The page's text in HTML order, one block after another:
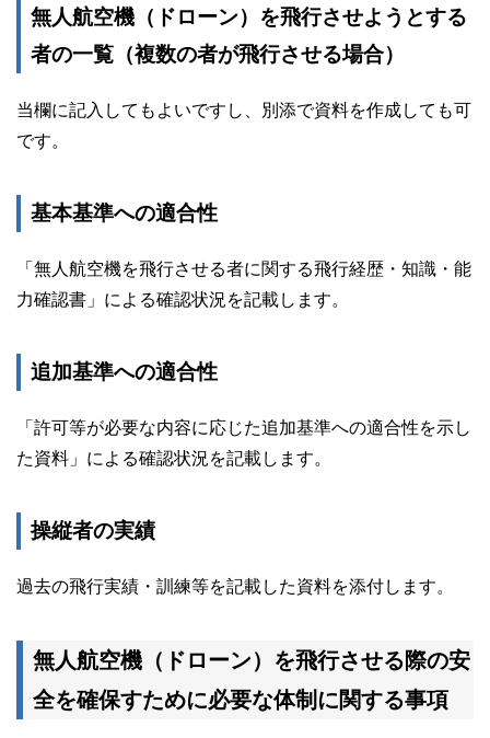
無人航空機（ドローン）を飛行させようとする
者の一覧（複数の者が飛行させる場合）
当欄に記入してもよいですし、別添で資料を作成しても可
です。
基本基準への適合性
「無人航空機を飛行させる者に関する飛行経歴・知識・能
力確認書」による確認状況を記載します。
追加基準への適合性
「許可等が必要な内容に応じた追加基準への適合性を示し
た資料」による確認状況を記載します。
操縦者の実績
過去の飛行実績・訓練等を記載した資料を添付します。
無人航空機（ドローン）を飛行させる際の安
全を確保すために必要な体制に関する事項